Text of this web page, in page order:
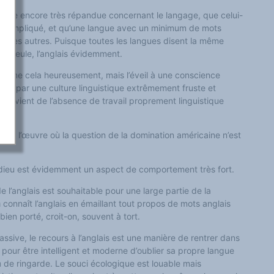
encore très répandue concernant le langage, que celui-
et qu’une langue avec un minimum de mots
les autres. Puisque toutes les langues disent la même
seule, l’anglais évidemment.
cela heureusement, mais l’éveil à une conscience
par une culture linguistique extrêmement fruste et
vient de l’absence de travail proprement linguistique
à l’œuvre où la question de la domination américaine n’est
est évidemment un aspect de comportement très fort.
l’anglais est souhaitable pour une large partie de la
l’anglais en émaillant tout propos de mots anglais
porté, croit-on, souvent à tort.
le recours à l’anglais est une manière de rentrer dans
pour être intelligent et moderne d’oublier sa propre langue
ringarde. Le souci écologique est louable mais